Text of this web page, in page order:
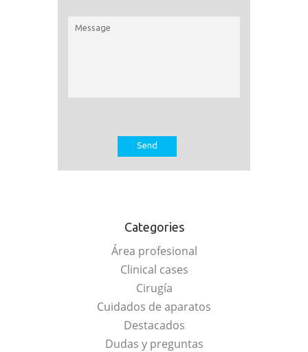
Categories
Área profesional
Clinical cases
Cirugía
Cuidados de aparatos
Destacados
Dudas y preguntas